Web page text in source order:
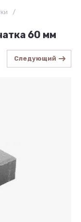
/
60 мм
Следующий